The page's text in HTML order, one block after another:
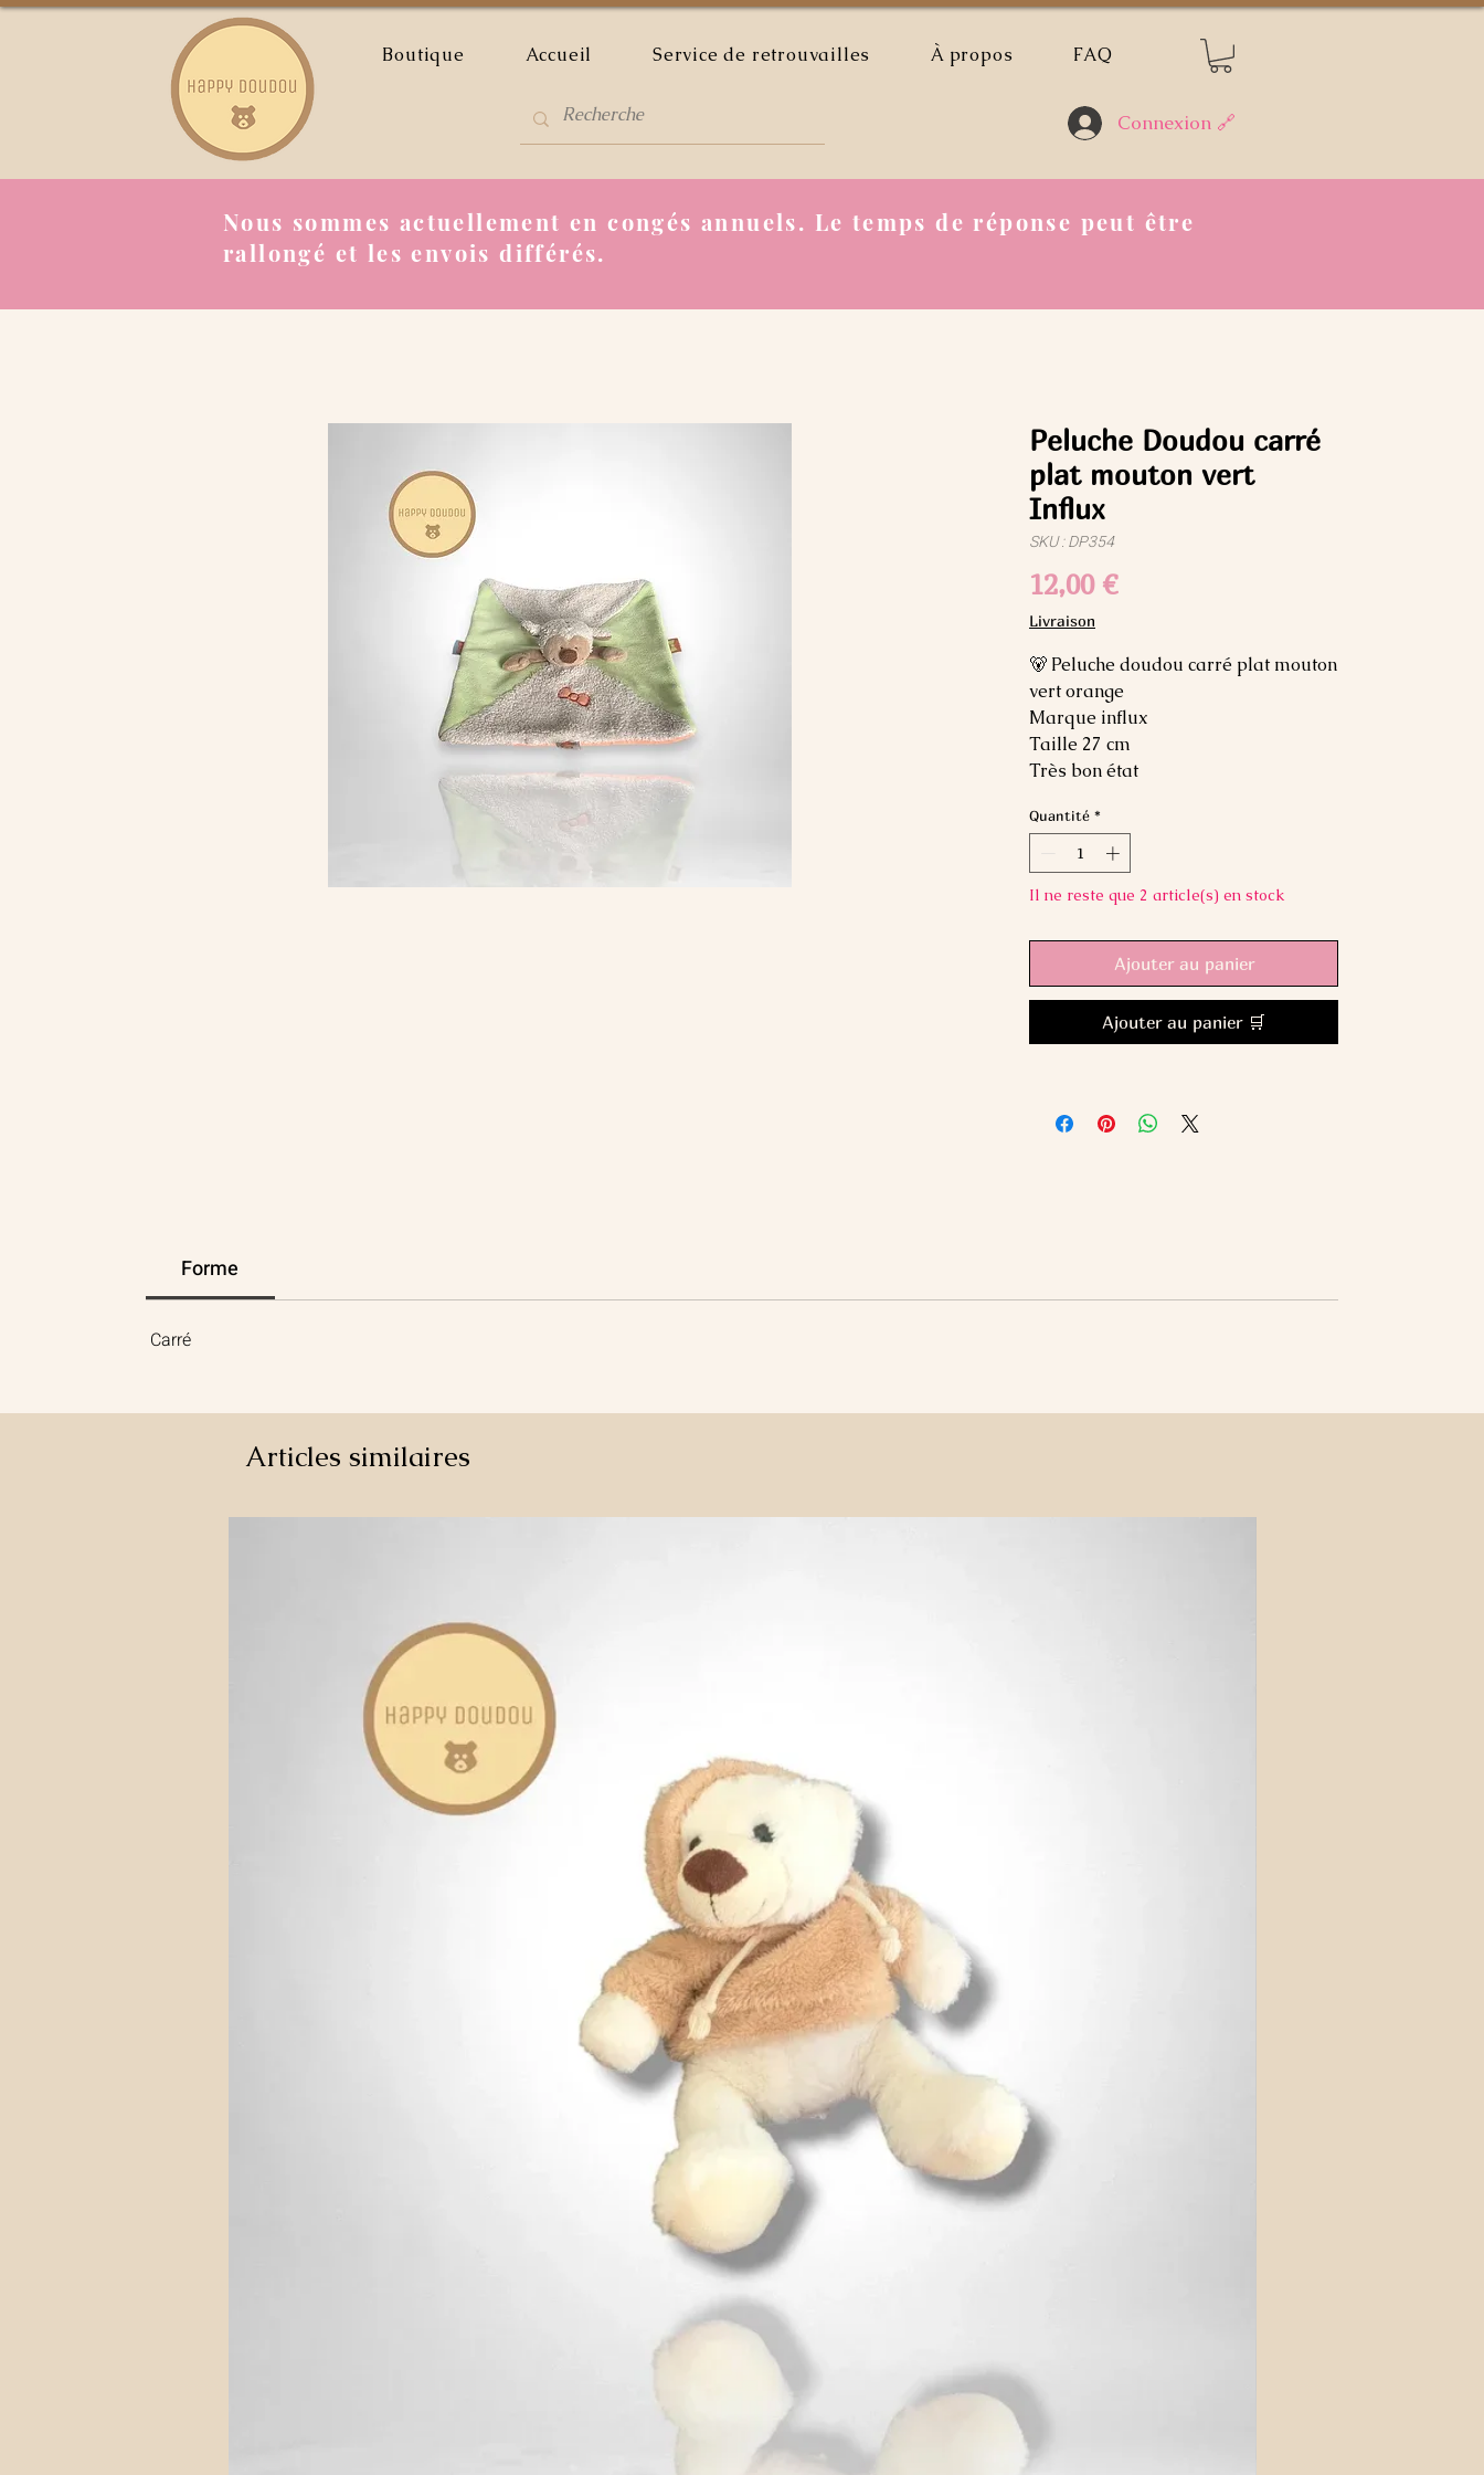
Boutique Accueil Service de retrouvailles À propos FAQ
Connexion 🔗
Nous sommes actuellement en congés annuels. Le temps de réponse peut être
rallongé et les envois différés.
Peluche Doudou carré
plat mouton vert
Influx
SKU : DP354
12,00 €Prix
Livraison
🐻 Peluche doudou carré plat mouton
vert orange
Marque influx
Taille 27 cm
Très bon état
Quantité *
Il ne reste que 2 article(s) en stock
Ajouter au panier
Ajouter au panier 🛒
Forme
Carré
Articles similaires